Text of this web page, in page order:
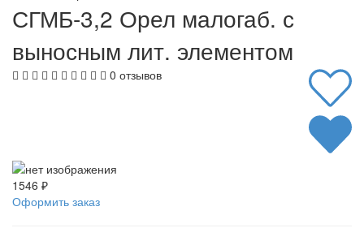
СГМБ-3,2 Орел малогаб. с
выносным лит. элементом
0 отзывов
1546 ₽
Оформить заказ